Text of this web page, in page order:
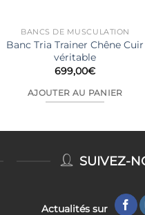
BANCS DE MUSCULATION
Banc Tria Trainer Chêne Cuir
véritable
699,00€
AJOUTER AU PANIER
SUIVEZ-
Actualités sur